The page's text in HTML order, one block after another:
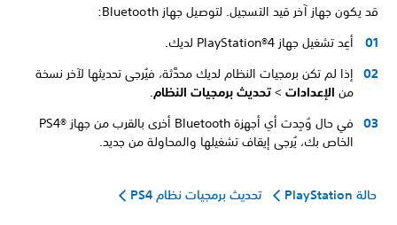
قد يكون جهاز آخر قيد التسجيل. لتوصيل جهاز Bluetooth:
أعِد تشغيل جهاز PlayStation®4 لديك.
إذا لم تكن برمجيات النظام لديك محدَّثة، فيُرجى تحديثها لآخر نسخة
من الإعدادات > تحديث برمجيات النظام.
في حال وُجِدت أي أجهزة Bluetooth أخرى بالقرب من جهاز PS4®‎
الخاص بك، يُرجى إيقاف تشغيلها والمحاولة من جديد.
حالة PlayStation تحديث برمجيات نظام PS4